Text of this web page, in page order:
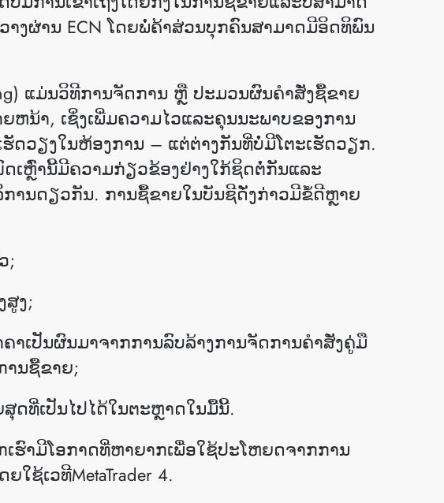
ງຜ່ານ ECN ໂດຍພໍ່ຄ້າສ່ວນບຸກຄົນສາມາດມີອິດທິພົນ
ແມ່ນວິທີການຈັດການ ຫຼື ປະມວນຜົນຄໍາສັ່ງຊື້ຂາຍ
ຫນ້າ, ເຊິ່ງເພີ່ມຄວາມໄວແລະຄຸນນະພາບຂອງການ
ດວຽງໃນຫ້ອງການ – ແຕ່ຕ່າງກັນທີ່ບໍ່ມີໂຕະເຮັດວຽກ.
ດເຫຼົ່ານີ້ມີຄວາມກ່ຽວຂ້ອງຢ່າງໃກ້ຊິດຕໍ່ກັນແລະ
ານດຽວກັນ. ການຊື້ຂາຍໃນບັນຊີດັ່ງກ່າວມີຂໍ້ດີຫຼາຍ
;
ງ;
ເປັນຜົນມາຈາກການລົບລ້າງການຈັດການຄໍາສັ່ງຄູ່ມື
ານຊື້ຂາຍ;
ທີ່ເປັນໄປໄດ້ໃນຕະຫຼາດໃນມື້ນີ້.
ຮົາມີໂອກາດທີ່ຫາຍາກເພື່ອໃຊ້ປະໂຫຍດຈາກການ
ຊ້ເວທີMetaTrader 4.